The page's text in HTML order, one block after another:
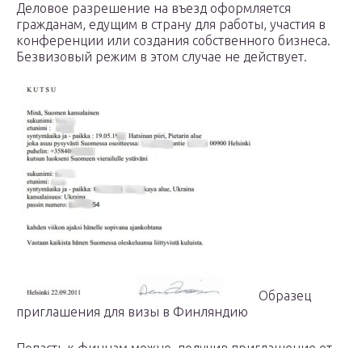
Деловое разрешение на въезд оформляется
гражданам, едущим в страну для работы, участия в
конференции или создания собственного бизнеса.
Безвизовый режим в этом случае не действует.
Образец
приглашения для визы в Финляндию